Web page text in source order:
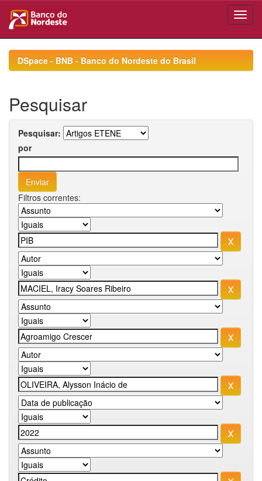
navigationDSpace - BNB - Banco do Nordeste do Brasil
Pesquisar
Pesquisar:
por
Filtros correntes: